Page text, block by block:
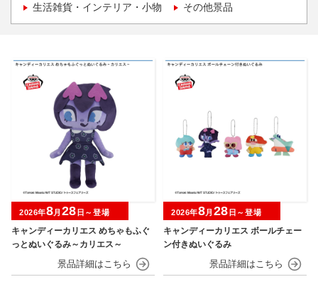
生活雑貨・インテリア・小物 その他景品
キャンディーカリエス めちゃもふぐ
っとぬいぐるみ～カリエス～
2026年8月 28 日～登場
キャンディーカリエス ボールチェー
ン付きぬいぐるみ
2026年8月 28 日～登場